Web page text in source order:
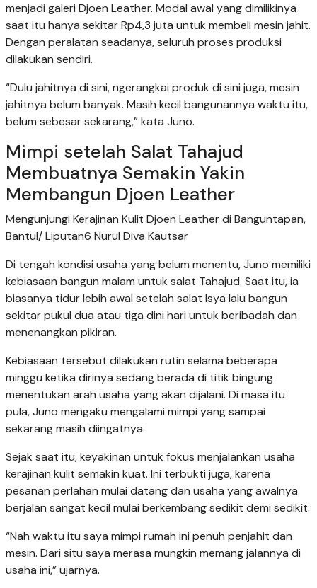
menjadi galeri Djoen Leather. Modal awal yang dimilikinya
saat itu hanya sekitar Rp4,3 juta untuk membeli mesin jahit.
Dengan peralatan seadanya, seluruh proses produksi
dilakukan sendiri.
“Dulu jahitnya di sini, ngerangkai produk di sini juga, mesin
jahitnya belum banyak. Masih kecil bangunannya waktu itu,
belum sebesar sekarang,” kata Juno.
Mimpi setelah Salat Tahajud
Membuatnya Semakin Yakin
Membangun Djoen Leather
Mengunjungi Kerajinan Kulit Djoen Leather di Banguntapan,
Bantul/ Liputan6 Nurul Diva Kautsar
Di tengah kondisi usaha yang belum menentu, Juno memiliki
kebiasaan bangun malam untuk salat Tahajud. Saat itu, ia
biasanya tidur lebih awal setelah salat Isya lalu bangun
sekitar pukul dua atau tiga dini hari untuk beribadah dan
menenangkan pikiran.
Kebiasaan tersebut dilakukan rutin selama beberapa
minggu ketika dirinya sedang berada di titik bingung
menentukan arah usaha yang akan dijalani. Di masa itu
pula, Juno mengaku mengalami mimpi yang sampai
sekarang masih diingatnya.
Sejak saat itu, keyakinan untuk fokus menjalankan usaha
kerajinan kulit semakin kuat. Ini terbukti juga, karena
pesanan perlahan mulai datang dan usaha yang awalnya
berjalan sangat kecil mulai berkembang sedikit demi sedikit.
“Nah waktu itu saya mimpi rumah ini penuh penjahit dan
mesin. Dari situ saya merasa mungkin memang jalannya di
usaha ini,” ujarnya.